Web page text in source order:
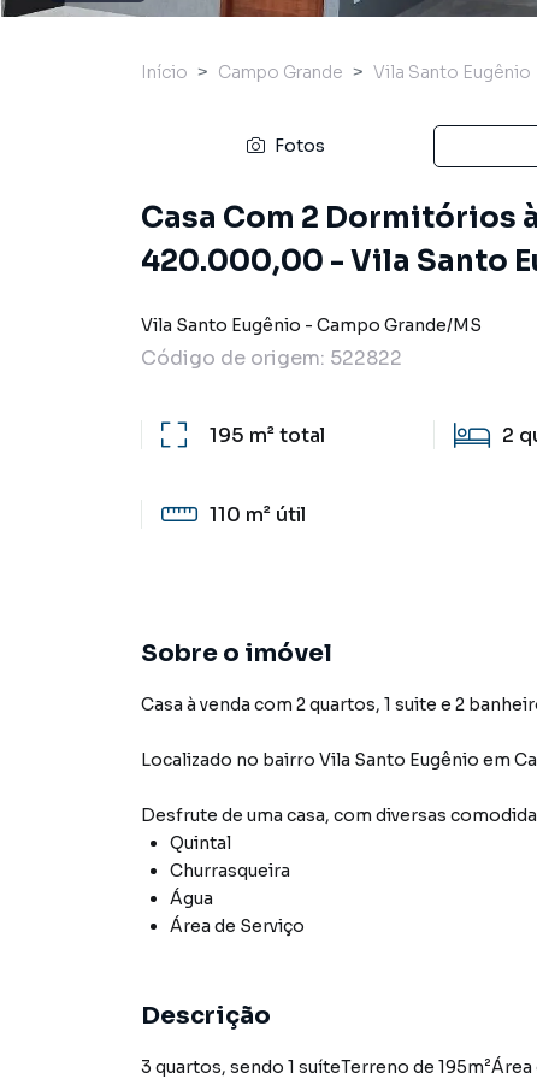
Início Campo Grande Vila Santo Eugênio
Fotos
Casa Com 2 Dormitórios à
420.000,00 - Vila Santo
Vila Santo Eugênio - Campo Grande/MS
Código de origem: 522822
195 m²total 2
110 m² útil
Sobre o imóvel
Casa à venda com 2 quartos, 1 suite e 2
Localizado no bairro Vila Santo Eugênio em
Desfrute de uma casa, com diversas
Quintal
Churrasqueira
Água
Área de Serviço
Descrição
3 quartos, sendo 1 suíteTerreno de 195m²Área